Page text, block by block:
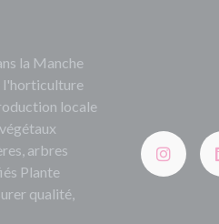
la Manche
l'horticulture
locale
arbres
Plante
qualité,